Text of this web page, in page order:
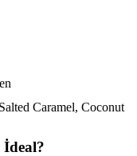
Caramel, Coconut